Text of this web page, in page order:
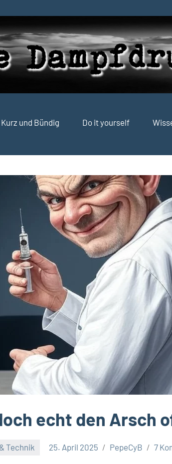
Kurz und Bündig Do it yourself
echt den Arsch
Technik 25. April 2025 PepeCyB 7